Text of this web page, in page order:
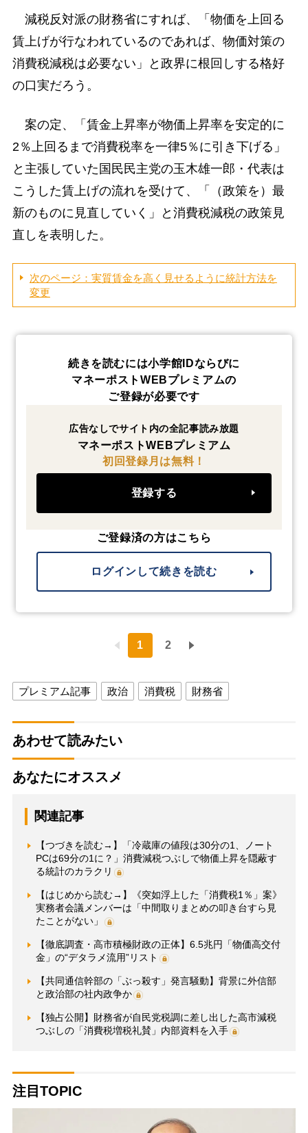
減税反対派の財務省にすれば、「物価を上回る
賃上げが行なわれているのであれば、物価対策の
消費税減税は必要ない」と政界に根回しする格好
の口実だろう。
案の定、「賃金上昇率が物価上昇率を安定的に
2％上回るまで消費税率を一律5％に引き下げる」
と主張していた国民民主党の玉木雄一郎・代表は
こうした賃上げの流れを受けて、「（政策を）最
新のものに見直していく」と消費税減税の政策見
直しを表明した。
次のページ：実質賃金を高く見せるように統計方法を
変更
続きを読むには小学館IDならびに
マネーポストWEBプレミアムの
ご登録が必要です
広告なしでサイト内の全記事読み放題
マネーポストWEBプレミアム
初回登録月は無料！
登録する
ご登録済の方はこちら
ログインして続きを読む
1 2
プレミアム記事 政治 消費税 財務省
あわせて読みたい
あなたにオススメ
関連記事
【つづきを読む→】「冷蔵庫の値段は30分の1、ノート
PCは69分の1に？」消費減税つぶしで物価上昇を隠蔽す
る統計のカラクリ
【はじめから読む→】《突如浮上した「消費税1％」案》
実務者会議メンバーは「中間取りまとめの叩き台すら見
たことがない」
【徹底調査・高市積極財政の正体】6.5兆円「物価高交付
金」の“デタラメ流用”リスト
【共同通信幹部の「ぶっ殺す」発言騒動】背景に外信部
と政治部の社内政争か
【独占公開】財務省が自民党税調に差し出した高市減税
つぶしの「消費税増税礼賛」内部資料を入手
注目TOPIC